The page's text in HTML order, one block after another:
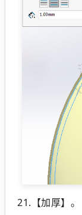
21.【加厚】。